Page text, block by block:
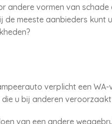
andere vormen van
meeste aanbieders kunt
verplicht een
u bij anderen
van een andere